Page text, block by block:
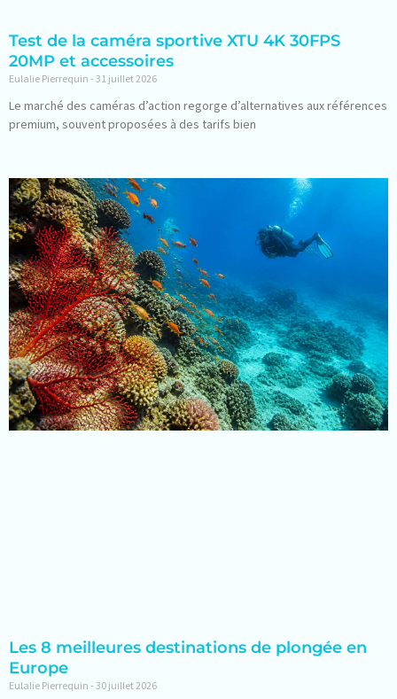
Test de la caméra sportive XTU 4K 30FPS
20MP et accessoires
Eulalie Pierrequin 31 juillet 2026
Le marché des caméras d’action regorge d’alternatives aux références
premium, souvent proposées à des tarifs bien
Les 8 meilleures destinations de plongée en
Europe
Eulalie Pierrequin 30 juillet 2026